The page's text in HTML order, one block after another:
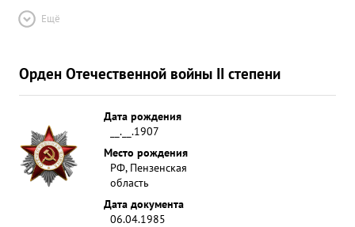
Ещё
Орден Отечественной войны II степени
Дата рождения
__.__.1907
Место рождения
РФ, Пензенская
область
Дата документа
06.04.1985